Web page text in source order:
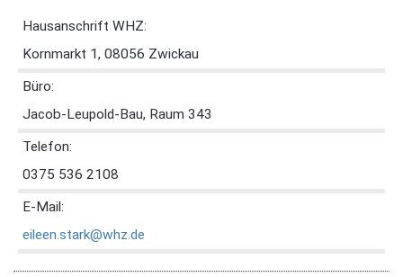
Hausanschrift WHZ:
Kornmarkt 1, 08056 Zwickau
Büro:
Jacob-Leupold-Bau, Raum 343
Telefon:
0375 536 2108
E-Mail:
eileen.stark@whz.de